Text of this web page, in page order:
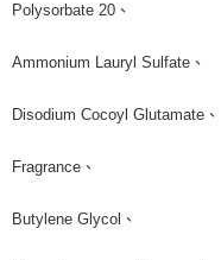
Polysorbate 20、
Ammonium Lauryl Sulfate、
Disodium Cocoyl Glutamate、
Fragrance、
Butylene Glycol、